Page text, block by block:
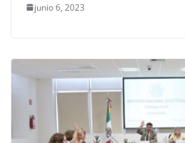
junio 6, 2023